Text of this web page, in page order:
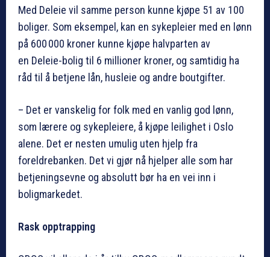
Med Deleie vil samme person kunne kjøpe 51 av 100
boliger. Som eksempel, kan en sykepleier med en lønn
på 600 000 kroner kunne kjøpe halvparten av
en Deleie-bolig til 6 millioner kroner, og samtidig ha
råd til å betjene lån, husleie og andre boutgifter.
– Det er vanskelig for folk med en vanlig god lønn,
som lærere og sykepleiere, å kjøpe leilighet i Oslo
alene. Det er nesten umulig uten hjelp fra
foreldrebanken. Det vi gjør nå hjelper alle som har
betjeningsevne og absolutt bør ha en vei inn i
boligmarkedet.
Rask opptrapping